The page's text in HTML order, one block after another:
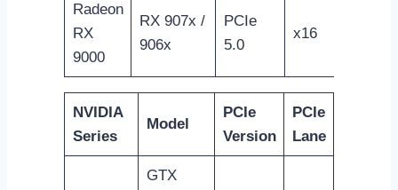
Radeon
RX
9000
RX 907x /
906x
PCIe
5.0
x16
NVIDIA
Series
Model
PCIe
Version
PCIe
Lane
GTX